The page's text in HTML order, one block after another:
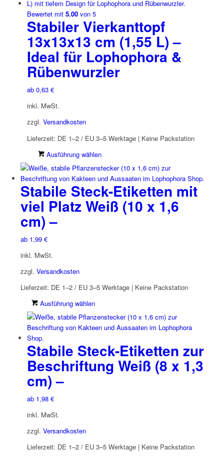
mehrere
Varianten
auf.
Die
Optionen
können
auf
Bewertet mit 5.00von 5
Stabiler Vierkanttopf
13x13x13 cm (1,55 L) –
Ideal für Lophophora &
Rübenwurzler
ab 0,63 €
inkl. MwSt.
zzgl. Versandkosten
Lieferzeit: DE 1–2 / EU 3–5 Werktage | Keine Packstation
Ausführung wählen
Produkt
weist
mehrere
Varianten
auf.
werden
Stabile Steck-Etiketten mit
viel Platz Weiß (10 x 1,6
cm) –
ab 1,99 €
inkl. MwSt.
zzgl. Versandkosten
Lieferzeit: DE 1–2 / EU 3–5 Werktage | Keine Packstation
Ausführung wählen
Produkt
weist
Varianten
auf.
Die
Optionen
Stabile Steck-Etiketten zur
Beschriftung Weiß (8 x 1,3
cm) –
ab 1,98 €
inkl. MwSt.
zzgl. Versandkosten
Lieferzeit: DE 1–2 / EU 3–5 Werktage | Keine Packstation